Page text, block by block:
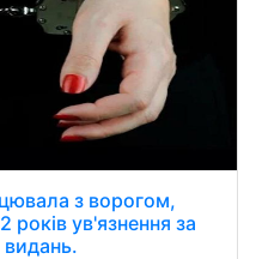
з ворогом,
ув'язнення за